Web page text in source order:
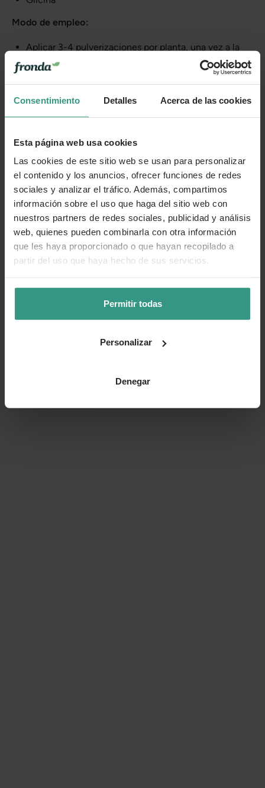
Consentimiento Detalles Acerca de las cookies
Esta página web usa cookies
Las cookies de este sitio web se usan para personalizar
el contenido y los anuncios, ofrecer funciones de redes
sociales y analizar el tráfico. Además, compartimos
información sobre el uso que haga del sitio web con
nuestros partners de redes sociales, publicidad y análisis
web, quienes pueden combinarla con otra información
que les haya proporcionado o que hayan recopilado a
partir del uso que haya hecho de sus servicios.
Permitir todas
Personalizar
Denegar
Modo de empleo:
Aplicar 3-4 pulverizaciones por planta, una vez a la
semana
Más información
Cuidados
Categorías
Número de artículo:11250518
¿Te ha resultado útil la información de este producto?
👍 Sí 😐 Más o menos 👎 No